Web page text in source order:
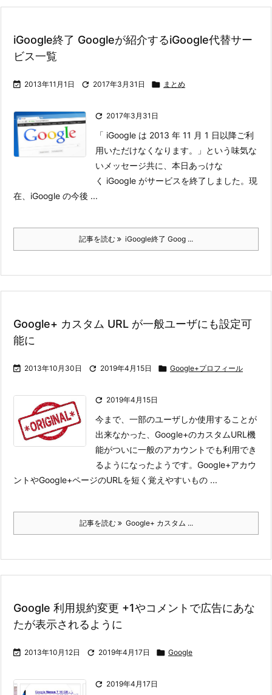
iGoogle終了 Googleが紹介するiGoogle代替サー
ビス一覧
 2013年11月1日  2017年3月31日  まとめ
 2017年3月31日
「 iGoogle は 2013 年 11 月 1 日以降ご利
用いただけなくなります。」 という味気な
いメッセージ共に、本日あっけな
く iGoogle がサービスを終了しました。現
在、iGoogle の今後 ...
記事を読む iGoogle終了 Goog ...
Google+ カスタム URL が一般ユーザにも設定可
能に
 2013年10月30日  2019年4月15日  Google+プロフィール
 2019年4月15日
今まで、一部のユーザしか使用することが
出来なかった、Google+のカスタムURL機
能がついに一般のアカウントでも利用でき
るようになったようです。Google+アカウ
ントやGoogle+ページのURLを短く覚えやすいもの ...
記事を読む Google+ カスタム ...
Google 利用規約変更 +1やコメントで広告にあな
たが表示されるように
 2013年10月12日  2019年4月17日  Google
 2019年4月17日